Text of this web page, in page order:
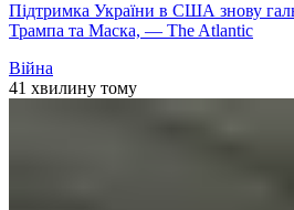
Підтримка України в США знову
Трампа та Маска, — The Atlantic
Війна
41 хвилину тому